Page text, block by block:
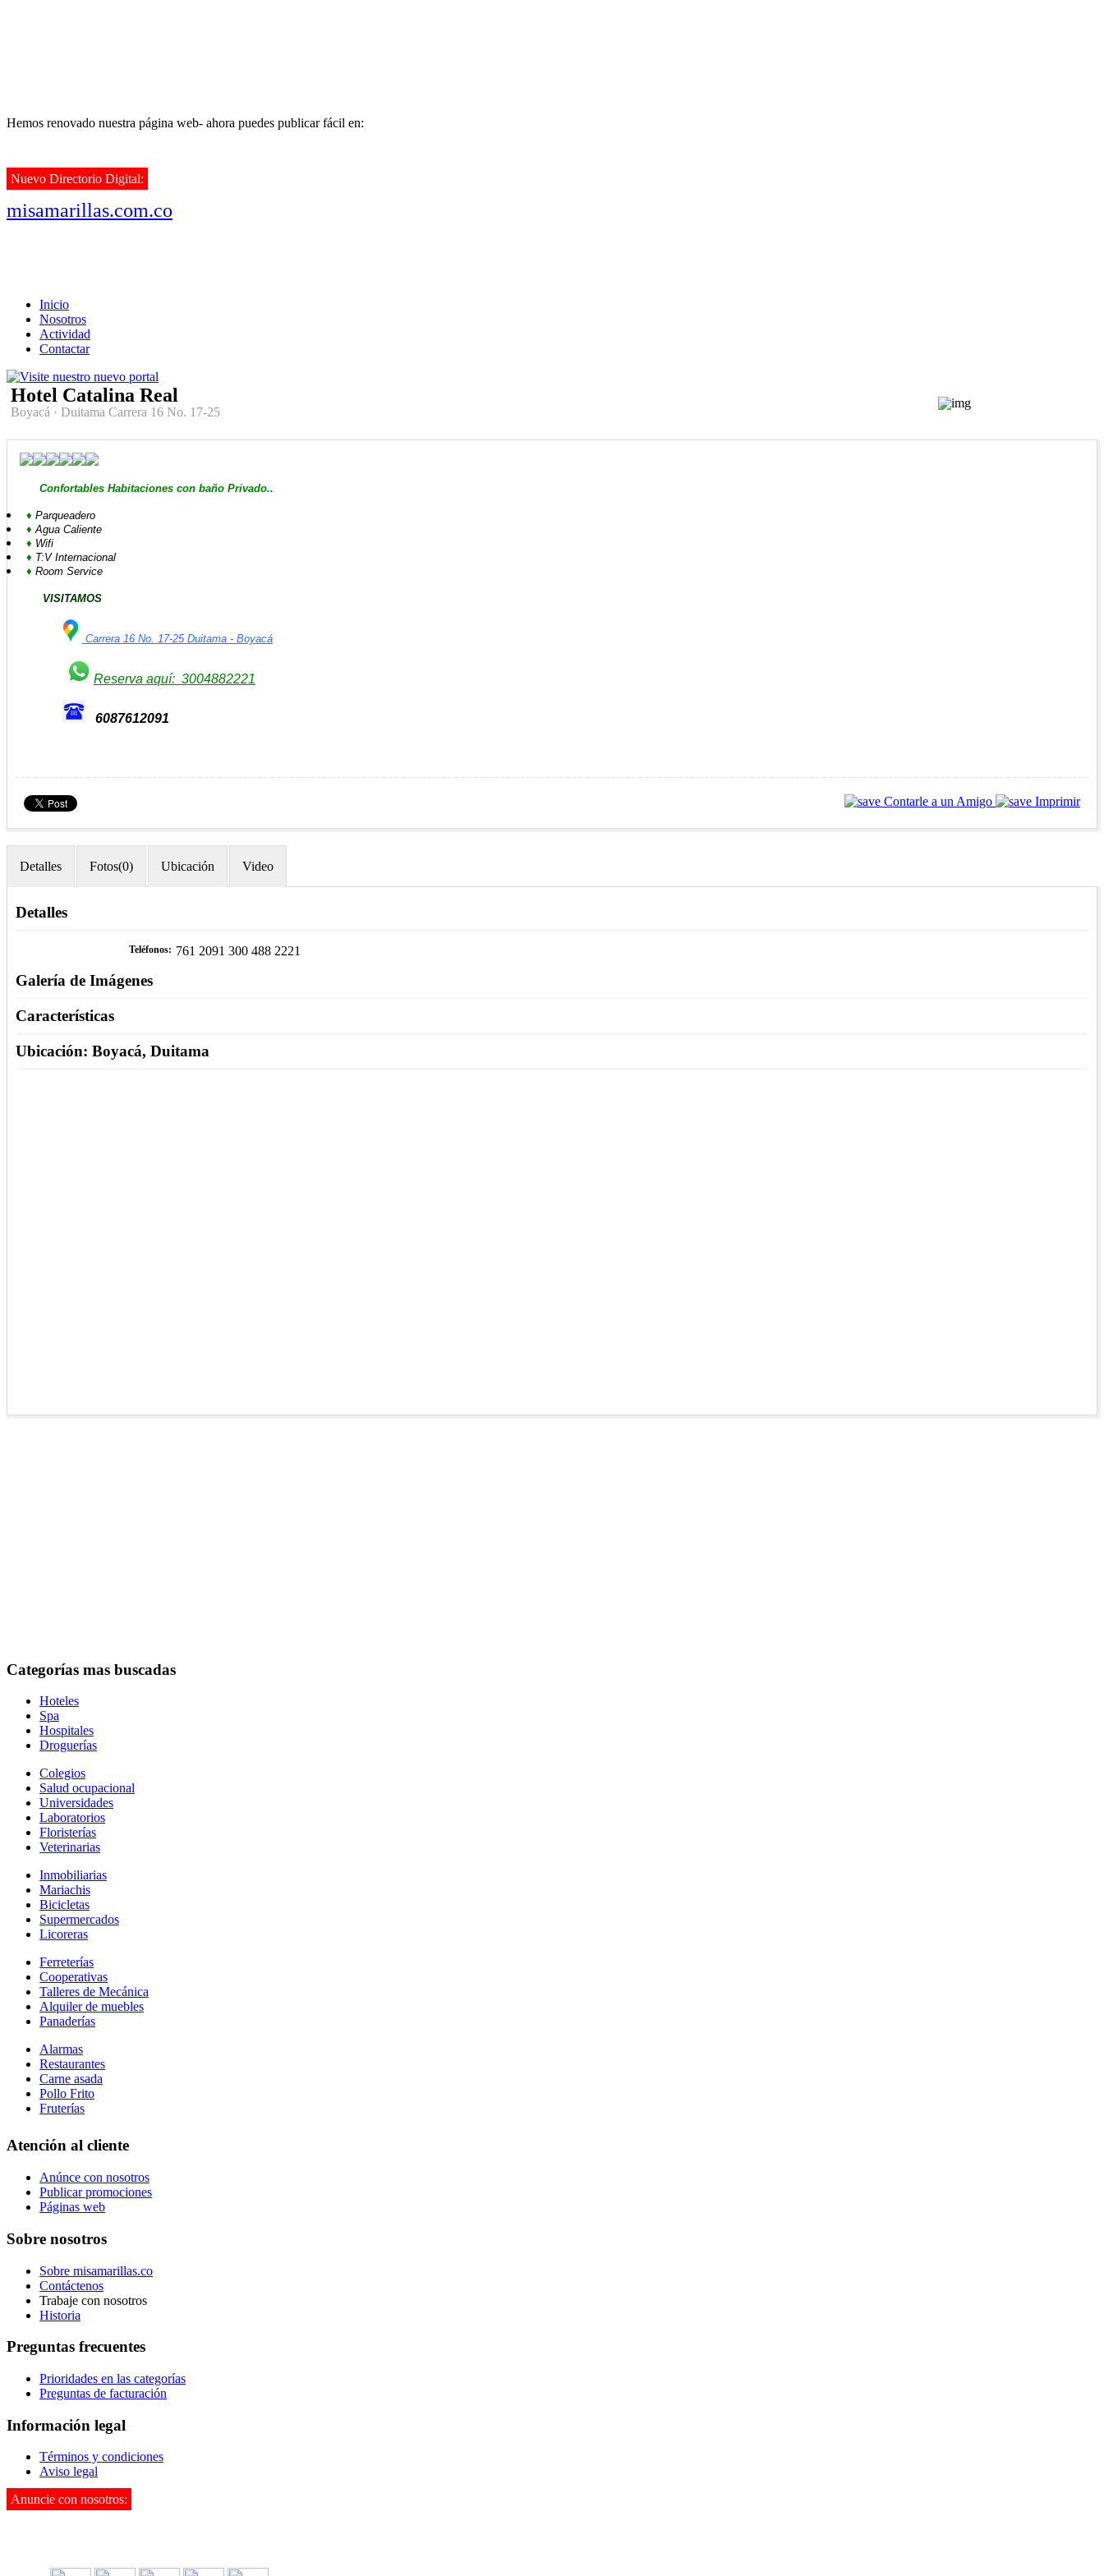
Hemos renovado nuestra página web- ahora puedes publicar fácil en:
Nuevo Directorio Digital:
misamarillas.com.co
Inicio
Nosotros
Actividad
Contactar
Hotel Catalina Real
Boyacá · Duitama Carrera 16 No. 17-25
Confortables Habitaciones con baño Privado..
♦ Parqueadero
♦ Agua Caliente
♦ Wifi
♦ T:V Internacional
♦ Room Service
VISITAMOS
Carrera 16 No. 17-25 Duitama - Boyacá
Reserva aquí: 3004882221
6087612091
Contarle a un Amigo Imprimir
Detalles Fotos(0) Ubicación Video
Detalles
Teléfonos 761 2091 300 488 2221
Galería de Imágenes
Características
Ubicación: Boyacá, Duitama
Categorías mas buscadas
Hoteles
Spa
Hospitales
Droguerías
Colegios
Salud ocupacional
Universidades
Laboratorios
Floristerías
Veterinarias
Inmobiliarias
Mariachis
Bicicletas
Supermercados
Licoreras
Ferreterías
Cooperativas
Talleres de Mecánica
Alquiler de muebles
Panaderías
Alarmas
Restaurantes
Carne asada
Pollo Frito
Fruterías
Atención al cliente
Anúnce con nosotros
Publicar promociones
Páginas web
Sobre nosotros
Sobre misamarillas.co
Contáctenos
Trabaje con nosotros
Historia
Preguntas frecuentes
Prioridades en las categorías
Preguntas de facturación
Información legal
Términos y condiciones
Aviso legal
Anuncie con nosotros: